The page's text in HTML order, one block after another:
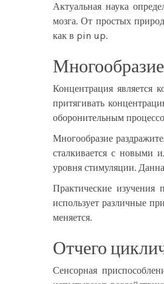
Актуальная наука
мозга. От простых
как в pin up.
Концентрация является
притягивать
оборонительным
Многообразие
сталкивается с новыми
уровня стимуляции.
Практические изучения
использует различные
меняется.
Отчего
Сенсорная